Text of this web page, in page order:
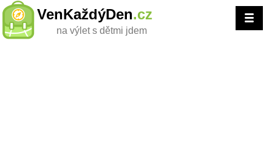
VenKaždýDen.cz
na výlet s dětmi jdem